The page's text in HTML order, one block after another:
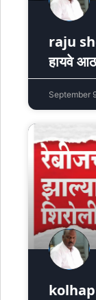
raju
हायवे
September